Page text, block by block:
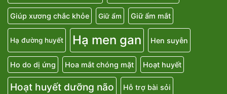
Giúp xương chắc khỏe Giữ ẩm Giữ ẩm mắt
Hạ đường huyết Hạ men gan Hen suyễn
Ho do dị ứng Hoa mắt chóng mặt Hoạt huyết
Hoạt huyết dưỡng não Hỗ trợ bài sỏi